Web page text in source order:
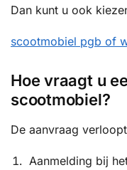
Dan kunt u ook
scootmobiel pgb of
Hoe vraagt u
scootmobiel?
De aanvraag
Aanmelding bij